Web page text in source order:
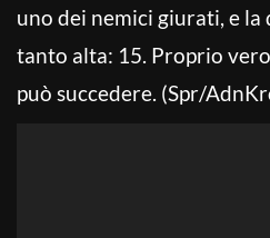
uno dei nemici giurati, e la
tanto alta: 15. Proprio
può succedere. (Spr/